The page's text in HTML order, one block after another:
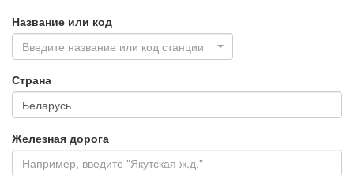
Название или код
Введите название или код станции
Страна
Железная дорога